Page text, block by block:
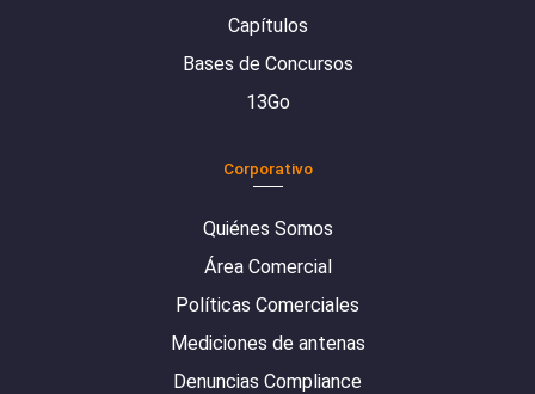
Capítulos
Bases de Concursos
13Go
Corporativo
Quiénes Somos
Área Comercial
Políticas Comerciales
Mediciones de antenas
Denuncias Compliance